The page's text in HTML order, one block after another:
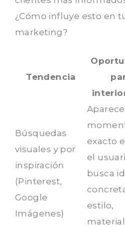
¿Cómo influye esto en
marketing?
Tendencia
Búsquedas
visuales y por
inspiración
(Pinterest,
Google
Imágenes)
exacto
el
busca
estilo,